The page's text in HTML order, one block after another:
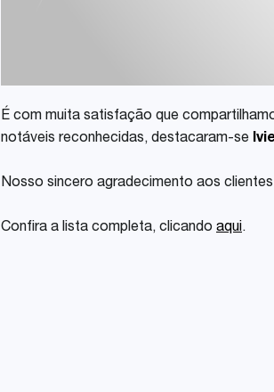
É com muita satisfação que
notáveis reconhecidas, destacaram-se
Nosso sincero agradecimento aos
Confira a lista completa, clicando aqui.